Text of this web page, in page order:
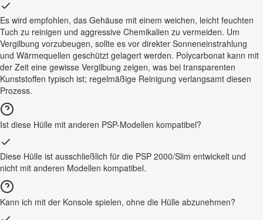
Es wird empfohlen, das Gehäuse mit einem weichen, leicht feuchten
Tuch zu reinigen und aggressive Chemikalien zu vermeiden. Um
Vergilbung vorzubeugen, sollte es vor direkter Sonneneinstrahlung
und Wärmequellen geschützt gelagert werden. Polycarbonat kann mit
der Zeit eine gewisse Vergilbung zeigen, was bei transparenten
Kunststoffen typisch ist; regelmäßige Reinigung verlangsamt diesen
Prozess.
Ist diese Hülle mit anderen PSP-Modellen kompatibel?
Diese Hülle ist ausschließlich für die PSP 2000/Slim entwickelt und
nicht mit anderen Modellen kompatibel.
Kann ich mit der Konsole spielen, ohne die Hülle abzunehmen?